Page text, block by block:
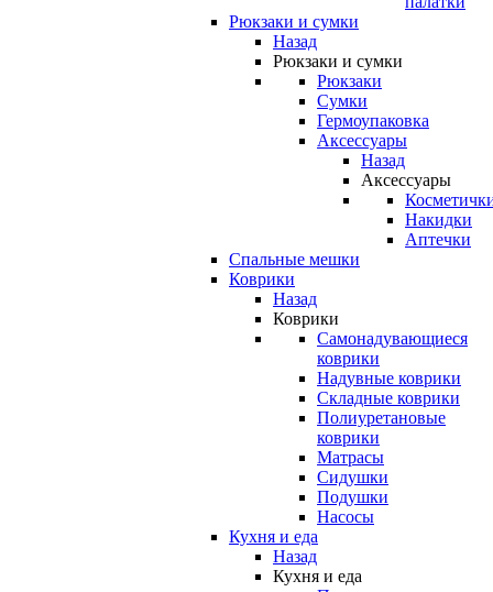
Рюкзаки и сумки
Назад
Рюкзаки и сумки
Рюкзаки
Сумки
Гермоупаковка
Аксессуары
Назад
Аксессуары
Накидки
Аптечки
Спальные мешки
Коврики
Назад
Коврики
Самонадувающиеся
коврики
Надувные коврики
Складные коврики
Полиуретановые
коврики
Матрасы
Сидушки
Подушки
Насосы
Кухня и еда
Назад
Кухня и еда